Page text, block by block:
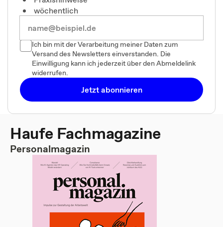
wöchentlich
Ich bin mit der Verarbeitung meiner Daten zum
Versand des Newsletters einverstanden. Die
Einwilligung kann ich jederzeit über den Abmeldelink
widerrufen.
Jetzt abonnieren
Haufe Fachmagazine
Personalmagazin